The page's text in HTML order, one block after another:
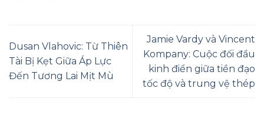
Dusan Vlahovic: Từ Thiên
Tài Bị Kẹt Giữa Áp Lực
Đến Tương Lai Mịt Mù
Jamie Vardy và Vincent
Kompany: Cuộc đối đầu
kinh điển giữa tiền đạo
tốc độ và trung vệ thép